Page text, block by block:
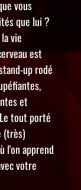
vous
que lui ?
vie
est
up rodé
et
tout porté
(très)
l'on apprend
votre